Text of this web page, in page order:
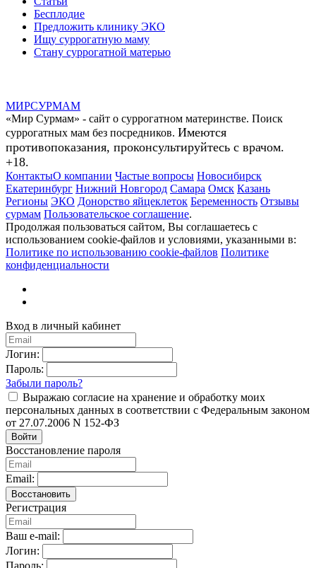
Бесплодие
Предложить клинику ЭКО
Ищу суррогатную маму
Стану суррогатной матерью
МИРСУРМАМ
«Мир Сурмам» - сайт о суррогатном материнстве. Поиск
суррогатных мам без посредников. Имеются
противопоказания, проконсультируйтесь с врачом.
+18.
КонтактыО компании Частые вопросы Новосибирск
Екатеринбург Нижний Новгород Самара Омск Казань
Регионы ЭКО Донорство яйцеклеток Беременность Отзывы
сурмам Пользовательское соглашение.
Продолжая пользоваться сайтом, Вы соглашаетесь с
использованием cookie-файлов и условиями, указанными в:
Политике по использованию cookie-файлов Политике
конфиденциальности
Вход в личный кабинет
Логин:
Пароль:
Забыли пароль?
Выражаю согласие на хранение и обработку моих
персональных данных в соответствии с Федеральным законом
от 27.07.2006 N 152-ФЗ
Войти
Восстановление пароля
Email:
Восстановить
Регистрация
Ваш e-mail:
Логин:
Пароль: